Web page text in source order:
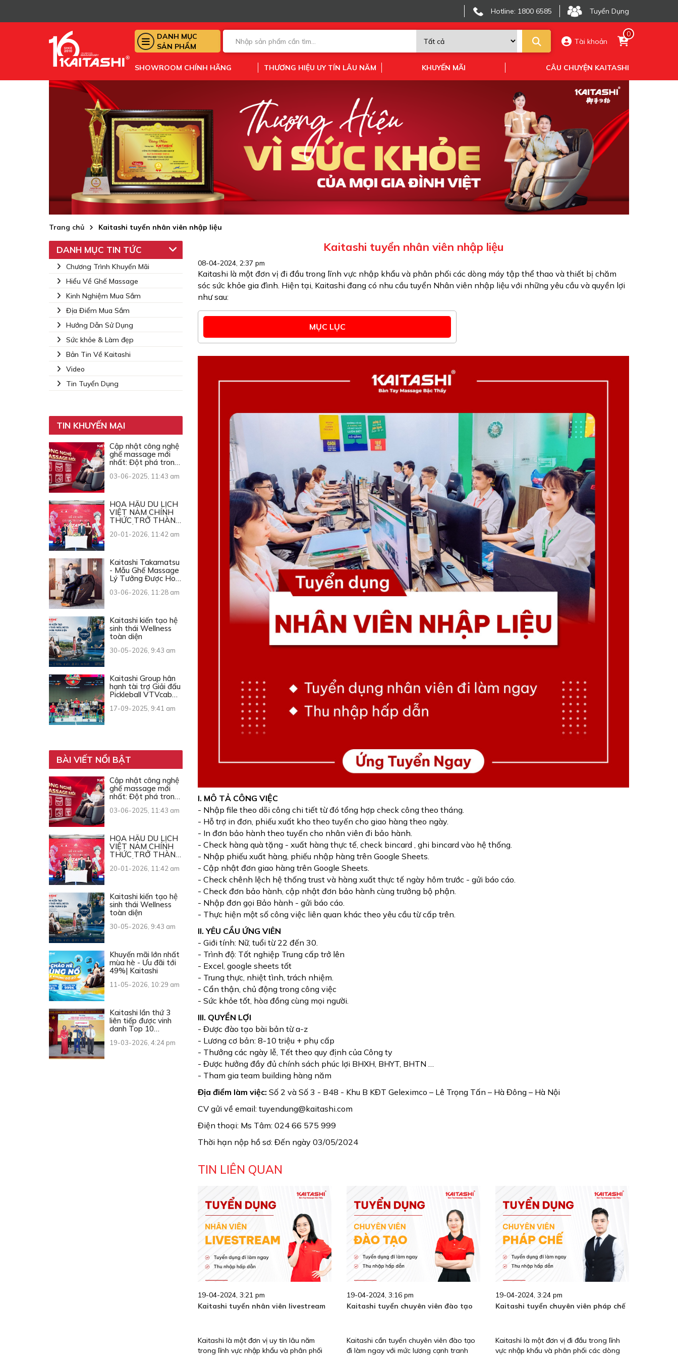
Hotline: 1800 6585 Tuyển Dụng
DANH MỤC
SẢN PHẨM
Tài khoản
0
SHOWROOM CHÍNH HÃNG THƯƠNG HIỆU UY TÍN LÂU NĂM KHUYẾN MÃI CÂU CHUYỆN KAITASHI
Trang chủ Kaitashi tuyển nhân viên nhập liệu
DANH MỤC TIN TỨC
Chương Trình Khuyến Mãi
Hiểu Về Ghế Massage
Kinh Nghiệm Mua Sắm
Địa Điểm Mua Sắm
Hướng Dẫn Sử Dụng
Sức khỏe & Làm đẹp
Bản Tin Về Kaitashi
Video
Tin Tuyển Dụng
TIN KHUYẾN MẠI
Cập nhật công nghệ
ghế massage mới
nhất: Đột phá trong
03-06-2025, 11:43 am
HOA HẬU DU LỊCH
VIỆT NAM CHÍNH
THỨC TRỞ THÀNH
HIỆU KAITASHI
20-01-2026, 11:42 am
Kaitashi Takamatsu
- Mẫu Ghế Massage
Lý Tưởng Được Hoa
Nam 2026 Lựa Chọn
03-06-2026, 11:28 am
Kaitashi kiến tạo hệ
sinh thái Wellness
toàn diện
30-05-2026, 9:43 am
Kaitashi Group hân
hạnh tài trợ Giải đấu
Pickleball VTVcab
17-09-2025, 9:41 am
BÀI VIẾT NỔI BẬT
Cập nhật công nghệ
ghế massage mới
nhất: Đột phá trong
03-06-2025, 11:43 am
HOA HẬU DU LỊCH
VIỆT NAM CHÍNH
THỨC TRỞ THÀNH
HIỆU KAITASHI
20-01-2026, 11:42 am
Kaitashi kiến tạo hệ
sinh thái Wellness
toàn diện
30-05-2026, 9:43 am
Khuyến mãi lớn nhất
mùa hè - Ưu đãi tới
49%| Kaitashi
11-05-2026, 10:29 am
Kaitashi lần thứ 3
liên tiếp được vinh
danh Top 10
Việt Nam
19-03-2026, 4:24 pm
Kaitashi tuyển nhân viên nhập liệu
08-04-2024, 2:37 pm
Kaitashi là một đơn vị đi đầu trong lĩnh vực nhập khẩu và phân phối các dòng máy tập thể thao và thiết bị chăm
sóc sức khỏe gia đình. Hiện tại, Kaitashi đang có nhu cầu tuyển Nhân viên nhập liệu với những yêu cầu và quyền lợi
như sau:
MỤC LỤC
I. MÔ TẢ CÔNG VIỆC
- Nhập file theo dõi công chi tiết từ đó tổng hợp check công theo tháng.
- Hỗ trợ in đơn, phiếu xuất kho theo tuyến cho giao hàng theo ngày.
- In đơn bảo hành theo tuyến cho nhân viên đi bảo hành.
- Check hàng quà tặng - xuất hàng thực tế, check bincard , ghi bincard vào hệ thống.
- Nhập phiếu xuất hàng, phiếu nhập hàng trên Google Sheets.
- Cập nhật đơn giao hàng trên Google Sheets.
- Check chênh lệch hệ thống trust và hàng xuất thực tế ngày hôm trước - gửi báo cáo.
- Check đơn bảo hành, cập nhật đơn bảo hành cùng trưởng bộ phận.
- Nhập đơn gọi Bảo hành - gửi báo cáo.
- Thực hiện một số công việc liên quan khác theo yêu cầu từ cấp trên.
II. YÊU CẦU ỨNG VIÊN
- Giới tính: Nữ, tuổi từ 22 đến 30.
- Trình độ: Tốt nghiệp Trung cấp trở lên
- Excel, google sheets tốt
- Trung thực, nhiệt tình, trách nhiệm.
- Cẩn thận, chủ động trong công việc
- Sức khỏe tốt, hòa đồng cùng mọi người.
III. QUYỀN LỢI
- Được đào tạo bài bản từ a-z
- Lương cơ bản: 8-10 triệu + phụ cấp
- Thưởng các ngày lễ, Tết theo quy định của Công ty
- Được hưởng đầy đủ chính sách phúc lợi BHXH, BHYT, BHTN …
- Tham gia team building hàng năm
Địa điểm làm việc: Số 2 và Số 3 - B48 - Khu B KĐT Geleximco – Lê Trọng Tấn – Hà Đông – Hà Nội
CV gửi về email: tuyendung@kaitashi.com
Điện thoại: Ms Tâm: 024 66 575 999
Thời hạn nộp hồ sơ: Đến ngày 03/05/2024
TIN LIÊN QUAN
19-04-2024, 3:21 pm
Kaitashi tuyển nhân viên livestream
Kaitashi là một đơn vị uy tín lâu năm
trong lĩnh vực nhập khẩu và phân phối
19-04-2024, 3:16 pm
Kaitashi tuyển chuyên viên đào tạo
Kaitashi cần tuyển chuyên viên đào tạo
đi làm ngay với mức lương cạnh tranh
19-04-2024, 3:24 pm
Kaitashi tuyển chuyên viên pháp chế
Kaitashi là một đơn vị đi đầu trong lĩnh
vực nhập khẩu và phân phối các dòng